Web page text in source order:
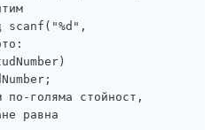
scanf("%d",
голяма стойност,
равна